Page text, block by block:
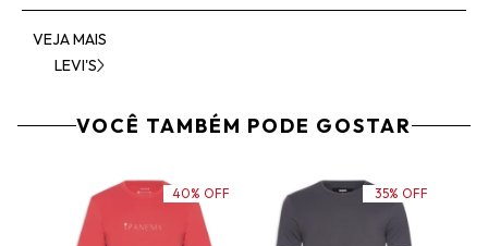
VEJA MAIS
LEVI'S
VOCÊ TAMBÉM PODE GOSTAR
40% OFF 35% OFF